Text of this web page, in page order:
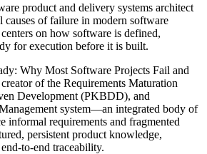
product and delivery systems architect
causes of failure in modern software
on how software is defined,
for execution before it is built.
Why Most Software Projects Fail and
of the Requirements Maturation
Development (PKBDD), and
system—an integrated body of
informal requirements and fragmented
persistent product knowledge,
to-end traceability.